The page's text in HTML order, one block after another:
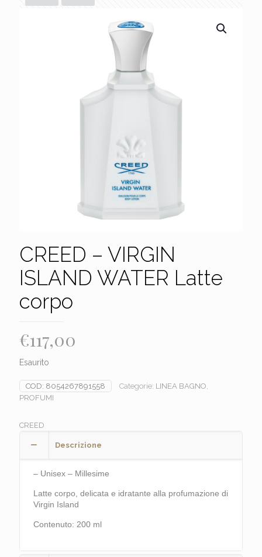
CREED – VIRGIN
ISLAND WATER Latte
corpo
€117,00
Esaurito
COD: 8054267891558 Categorie: LINEA BAGNO,
PROFUMI
CREED
Descrizione
– Unisex – Millesime
Latte corpo, delicata e idratante alla profumazione di
Virgin Island
Contenuto: 200 ml